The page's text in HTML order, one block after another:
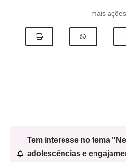
mais ações
Tem interesse no tema
adolescências e